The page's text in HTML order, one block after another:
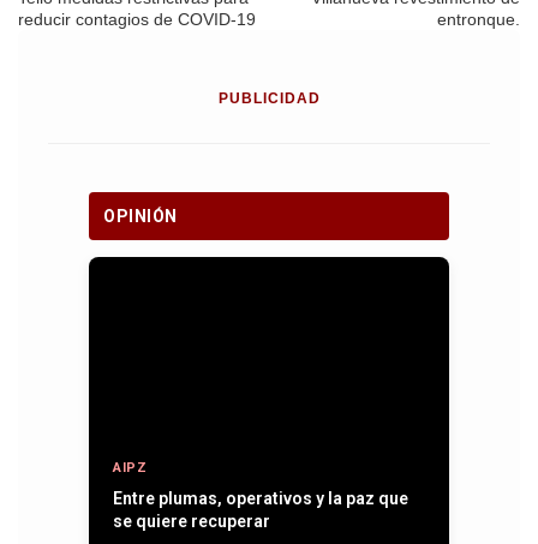
reducir contagios de COVID-19
entronque.
PUBLICIDAD
OPINIÓN
AIPZ
Entre plumas, operativos y la paz que
se quiere recuperar